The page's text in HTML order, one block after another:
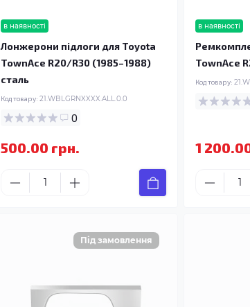
в наявності
Лонжерони підлоги для Toyota
TownAce R20/R30 (1985–1988)
сталь
Код товару: 21.WBLGRNXXXX.ALL.0.0
0
500.00 грн.
в наявності
TownAce
Код товару:
1